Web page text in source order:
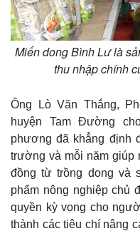
Miến dong Bình Lư là
thu nhập chính
Ông Lò Văn Thắng,
huyện Tam Đường
phương đã khẳng định
trường và mỗi năm giúp
đồng từ trồng dong và
phẩm nông nghiệp chủ
quyền kỳ vọng cho
thành các tiêu chí nâng